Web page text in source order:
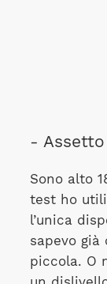
-
Sono alto
test ho
l’unica
sapevo già
piccola. O